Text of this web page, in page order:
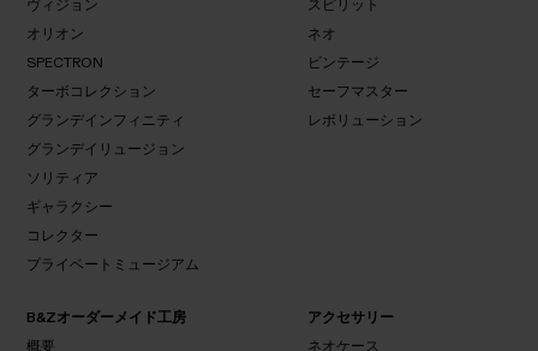
概
要
ヴィジョン
ヴィ
ジョ
ン
オリオン
オリ
オン
SPECTRON
SPECTRON
ターボコレクション
ターボコ
ン
グランデインフィニティ
グランデイリュージョン
ン
ソリティア
ソリ
ティ
ギャラクシー
ギャラ
コレクター
コレ
プライベートミュージアム
プライベート
概
要
スピリット
スピ
リッ
ト
ネオ
ネ
オ
ビンテージ
セーフマスター
レボリューション
B&Zオーダーメイド工房
概要
アクセサリー
ネオケース